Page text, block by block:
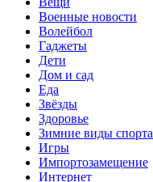
Военные новости
Волейбол
Гаджеты
Дети
Дом и сад
Еда
Звёзды
Здоровье
Зимние виды спорта
Игры
Импортозамещение
Интернет